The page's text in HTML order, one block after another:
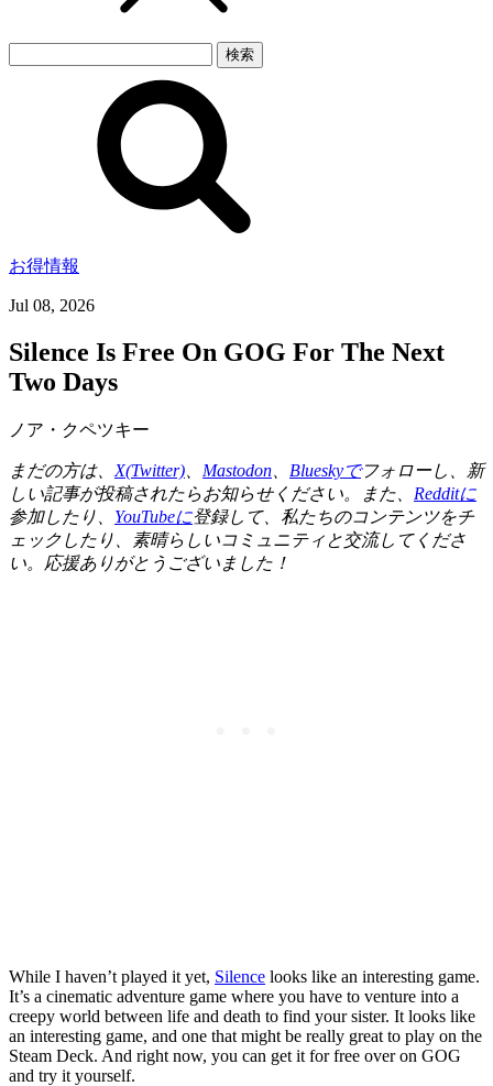
お得情報
Jul 08, 2026
Silence Is Free On GOG For The Next
Two Days
ノア・クペツキー
まだの方は、 X(Twitter)、 Mastodon、 Blueskyでフォローし、新
しい記事が投稿されたらお知らせください。また、 Redditに
参加したり、 YouTubeに登録して、私たちのコンテンツをチ
ェックしたり、素晴らしいコミュニティと交流してくださ
い。応援ありがとうございました！
While I haven’t played it yet, Silence looks like an interesting game.
It’s a cinematic adventure game where you have to venture into a
creepy world between life and death to find your sister. It looks like
an interesting game, and one that might be really great to play on the
Steam Deck. And right now, you can get it for free over on GOG
and try it yourself.